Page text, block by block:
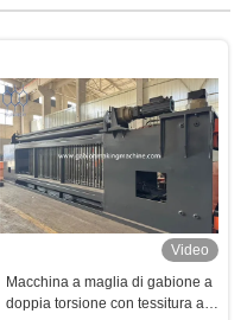
Video
Macchina a maglia di gabione a
doppia torsione con tessitura ad